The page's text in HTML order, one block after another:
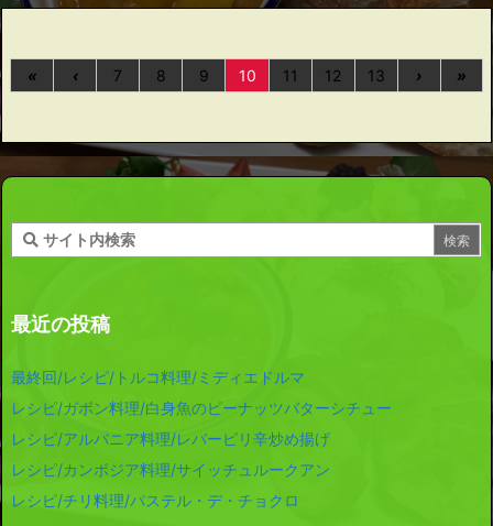
« ‹ 7 8 9 10 11 12 13 › »
最近の投稿
最終回/レシピ/トルコ料理/ミディエドルマ
レシピ/ガボン料理/白身魚のピーナッツバターシチュー
レシピ/アルバニア料理/レバーピリ辛炒め揚げ
レシピ/カンボジア料理/サイッチュルークアン
レシピ/チリ料理/パステル・デ・チョクロ